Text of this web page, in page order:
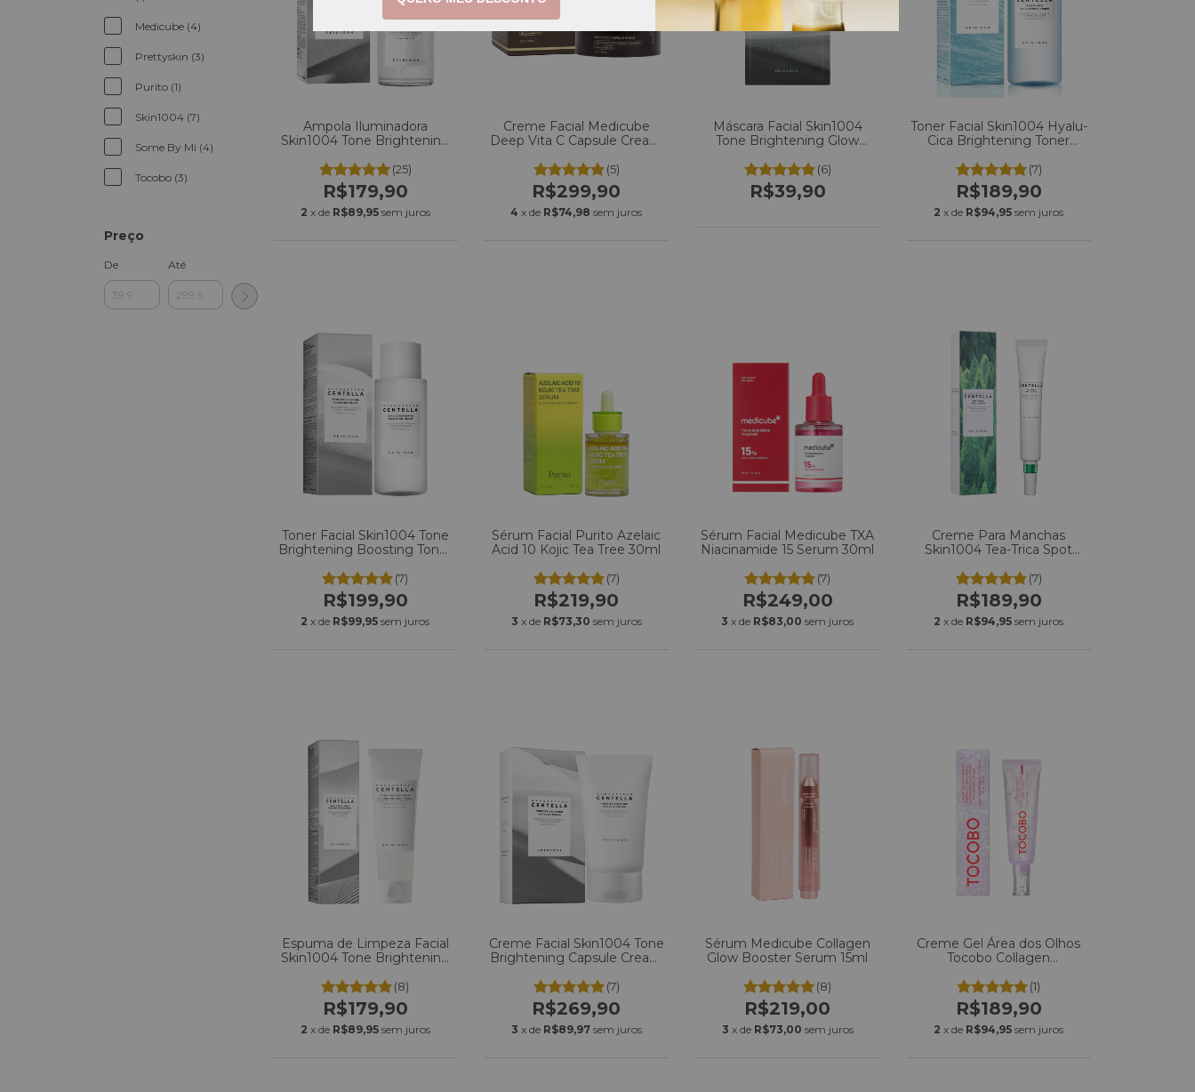
Medicube (4)
Prettyskin (3)
Purito (1)
Skin1004 (7)
Some By Mi (4)
Tocobo (3)
Preço
De Até
Ampola Iluminadora
Skin1004 Tone Brightening
(25)
R$179,90
2 x de R$89,95 sem juros
Creme Facial Medicube
Deep Vita C Capsule Cream
(5)
R$299,90
4 x de R$74,98 sem juros
Máscara Facial Skin1004
Tone Brightening Glow
(6)
R$39,90
Toner Facial Skin1004 Hyalu-
Cica Brightening Toner
(7)
R$189,90
2 x de R$94,95 sem juros
Toner Facial Skin1004 Tone
Brightening Boosting Toner
(7)
R$199,90
2 x de R$99,95 sem juros
Sérum Facial Purito Azelaic
Acid 10 Kojic Tea Tree 30ml
(7)
R$219,90
3 x de R$73,30 sem juros
Sérum Facial Medicube TXA
Niacinamide 15 Serum 30ml
(7)
R$249,00
3 x de R$83,00 sem juros
Creme Para Manchas
Skin1004 Tea-Trica Spot
(7)
R$189,90
2 x de R$94,95 sem juros
Espuma de Limpeza Facial
Skin1004 Tone Brightening
(8)
R$179,90
2 x de R$89,95 sem juros
Creme Facial Skin1004 Tone
Brightening Capsule Cream
(7)
R$269,90
3 x de R$89,97 sem juros
Sérum Medicube Collagen
Glow Booster Serum 15ml
(8)
R$219,00
3 x de R$73,00 sem juros
Creme Gel Área dos Olhos
Tocobo Collagen
30ml
(1)
R$189,90
2 x de R$94,95 sem juros